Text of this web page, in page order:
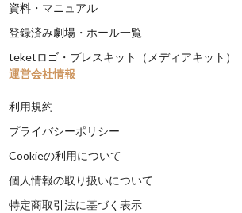
資料・マニュアル
登録済み劇場・ホール一覧
teketロゴ・プレスキット（メディアキット）
運営会社情報
利用規約
プライバシーポリシー
Cookieの利用について
個人情報の取り扱いについて
特定商取引法に基づく表示